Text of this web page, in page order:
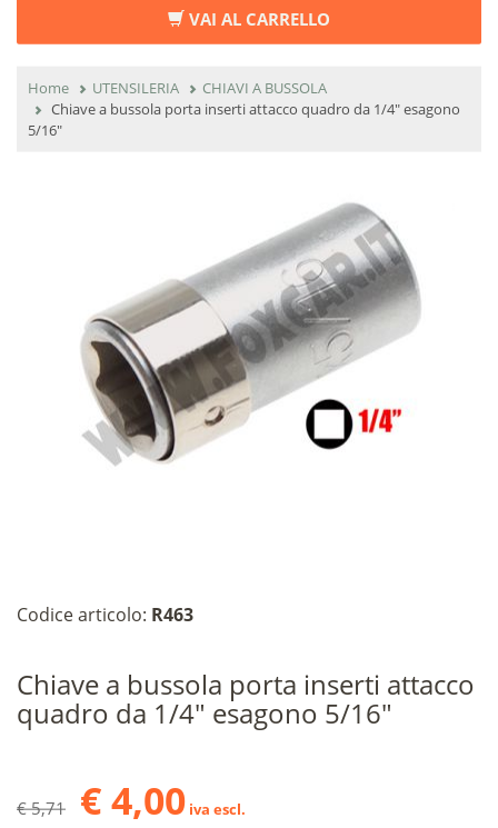
VAI AL CARRELLO
Home UTENSILERIA
CHIAVI A BUSSOLA
Chiave a bussola porta inserti attacco quadro da 1/4" esagono
5/16"
Codice articolo: R463
Chiave a bussola porta inserti attacco
quadro da 1/4" esagono 5/16"
€ 5,71 € 4,00 iva escl.